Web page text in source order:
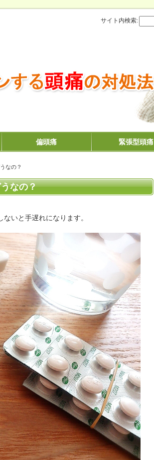
なの？
なの？
いと手遅れになります。
偏頭痛 緊張型頭痛
サイト内検索: